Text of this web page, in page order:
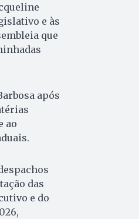
e às
que
após
ao
das
e do